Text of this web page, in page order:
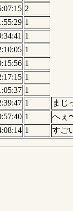
2
1
1
1
1
1
1
1
まじ
1
へぇ
1 すご